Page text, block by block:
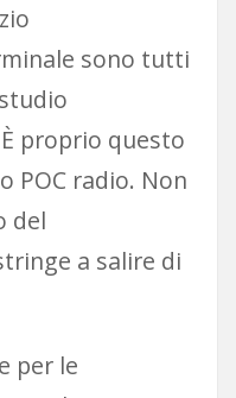
sono tutti
proprio questo
POC radio. Non
del
a salire di
per le